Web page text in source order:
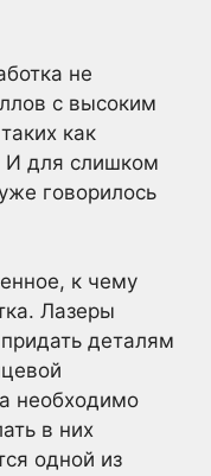
не
с высоким
как
И для слишком
говорилось
к чему
Лазеры
деталям
необходимо
в них
одной из